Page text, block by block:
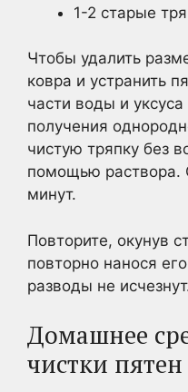
1-2 старые
Чтобы удалить
ковра и устранить
части воды и
получения
чистую тряпку без
помощью раствора.
минут.
Повторите, окунув
повторно нанося
разводы не
Домашнее
чистки